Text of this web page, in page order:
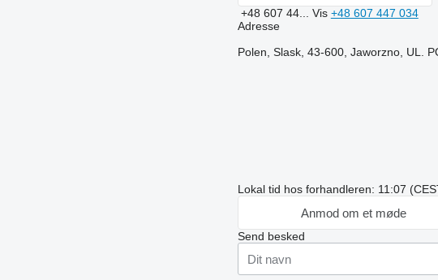
+48 607 44... Vis +48 607 447 034
Adresse
Polen, Slask, 43-600, Jaworzno, UL.
Lokal tid hos forhandleren: 11:07
Anmod om et møde
Send besked